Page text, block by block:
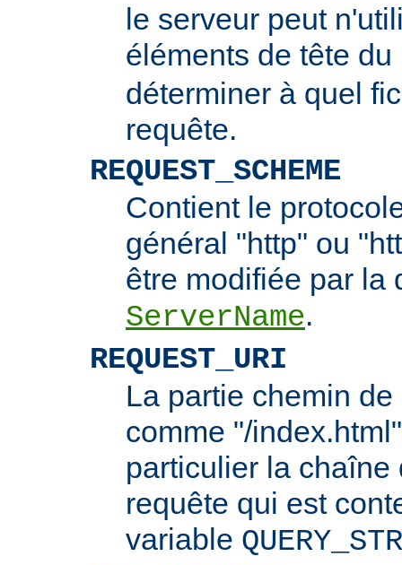
le serveur peut
éléments de tête du
déterminer à quel
requête.
REQUEST_SCHEME
Contient le
général "http" ou
être modifiée par la
ServerName.
REQUEST_URI
La partie chemin
comme "/
particulier la chaîne
requête qui est
variable